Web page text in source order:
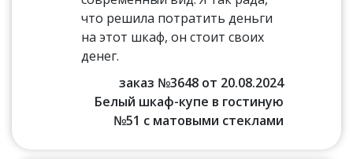
что решила потратить деньги
на этот шкаф, он стоит своих
денег.
заказ №3648 от 20.08.2024
Белый шкаф-купе в гостиную
№51 с матовыми стеклами